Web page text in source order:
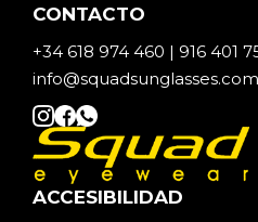
CONTACTO
+34 618 974 460 | 916 401
info@squadsunglasses.com
ACCESIBILIDAD